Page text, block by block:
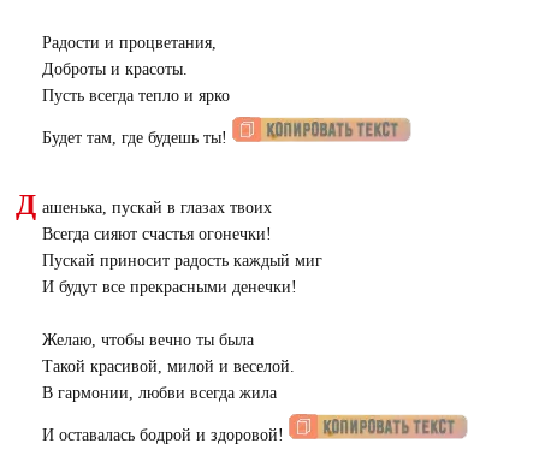
Радости и процветания,
Доброты и красоты.
Пусть всегда тепло и ярко
Будет там, где будешь ты!
Д ашенька, пускай в глазах твоих
Всегда сияют счастья огонечки!
Пускай приносит радость каждый миг
И будут все прекрасными денечки!
Желаю, чтобы вечно ты была
Такой красивой, милой и веселой.
В гармонии, любви всегда жила
И оставалась бодрой и здоровой!